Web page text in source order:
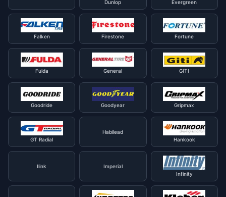
Dunlop
Evergreen
Falken Firestone Fortune
Fulda General GITI
Goodride Goodyear Gripmax
GT Radial
Habilead
Hankook
Ilink
Imperial
Infinity